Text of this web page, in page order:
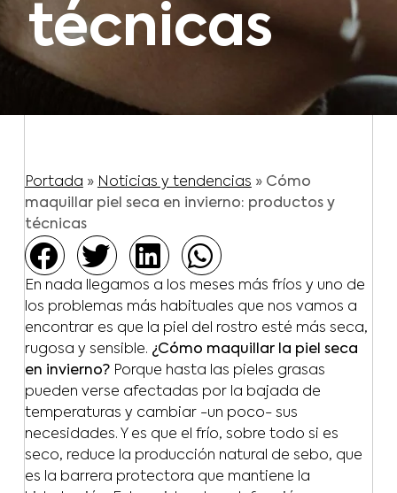
técnicas
Portada » Noticias y tendencias » Cómo
maquillar piel seca en invierno: productos y
técnicas
En nada llegamos a los meses más fríos y uno de
los problemas más habituales que nos vamos a
encontrar es que la piel del rostro esté más seca,
rugosa y sensible. ¿Cómo maquillar la piel seca
en invierno?Porque hasta las pieles grasas
pueden verse afectadas por la bajada de
temperaturas y cambiar -un poco- sus
necesidades. Y es que el frío, sobre todo si es
seco, reduce la producción natural de sebo, que
es la barrera protectora que mantiene la